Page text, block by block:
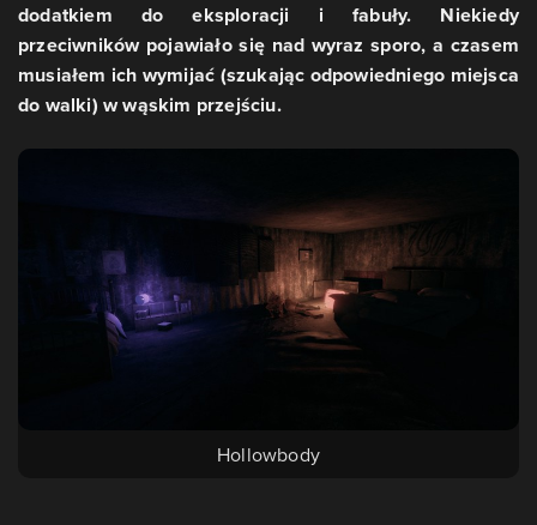
dodatkiem do eksploracji i fabuły. Niekiedy
przeciwników pojawiało się nad wyraz sporo, a czasem
musiałem ich wymijać (szukając odpowiedniego miejsca
do walki) w wąskim przejściu.
Hollowbody